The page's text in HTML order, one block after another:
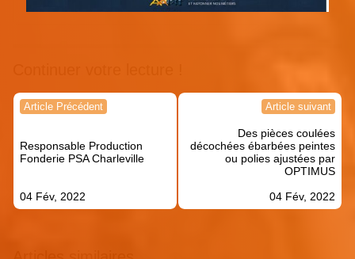
Navigation
l’article
Article Précédent
Responsable Production
Fonderie PSA Charleville
04 Fév, 2022
Article suivant
Des pièces coulées
décochées ébarbées peintes
ou polies ajustées par
OPTIMUS
04 Fév, 2022